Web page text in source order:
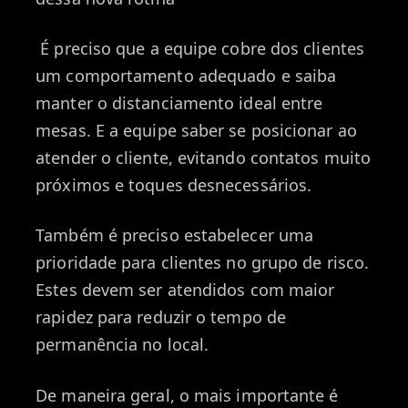
É preciso que a equipe cobre dos clientes
um comportamento adequado e saiba
manter o distanciamento ideal entre
mesas. E a equipe saber se posicionar ao
atender o cliente, evitando contatos muito
próximos e toques desnecessários.
Também é preciso estabelecer uma
prioridade para clientes no grupo de risco.
Estes devem ser atendidos com maior
rapidez para reduzir o tempo de
permanência no local.
De maneira geral, o mais importante é